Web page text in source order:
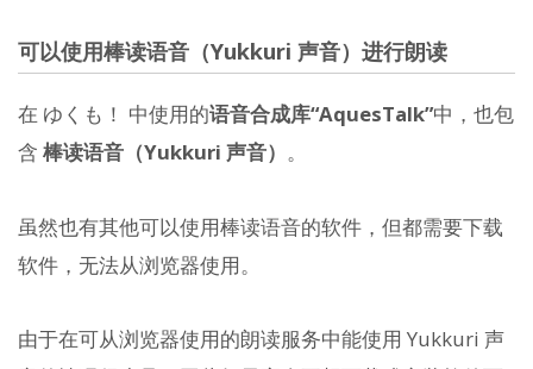
可以使用棒读语音（Yukkuri 声音）进行朗读
在 ゆくも！ 中使用的语音合成库“AquesTalk”中，也包
含 棒读语音（Yukkuri 声音） 。
虽然也有其他可以使用棒读语音的软件，但都需要下载
软件，无法从浏览器使用。
由于在可从浏览器使用的朗读服务中能使用 Yukkuri 声